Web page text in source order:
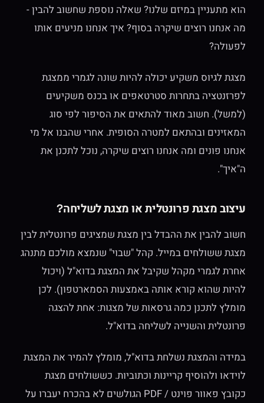
הוא מתעניין במיזם שלנו? שאלה נוספת שחשוב להבין -
מה אנחנו רוצים שיקרה בסוף? איך אנחנו מניעים אותו
לפעולה?
מצגת לגיוס משקיע יכולה להיות שונה לגמרי ממצגת
לפרזנטציה בתחרות סטרטאפים או בכנס משקיעים
(למשל). חשוב מאוד להתאים את הסיפור לפי סוג
המאזינים ובהתאם למטרה הסופית. אחרי שהבנו אל מי
אנחנו פונים ומה אנחנו רוצים שיקרה, נוכל לתכנן את
ה"איך".
עיצוב מצגת פרונטלית או מצגת לשליחה?
חשוב להבין את ההבדל בין מצגת שמציגים פרונטלית לבין
מצגת ששולחים במייל. קהל "שבוי" שנמצא מולכם מתנהג
אחרת לגמרי מקהל שקיבל את המצגת בדוא"ל (ויכול
להיות שהוא קורא אותה באמצעות הסמארטפון). לכן
מומלץ לתכנן כמה גרסאות של מצגות: אחת להצגה
פרונטלית והשנייה לשליחה בדוא"ל.
במידה והמצגת נשלחת בדוא"ל, מומלץ להמיר את המצגת
לוידאו ולהוסיף קריינות וכתוביות. כששולחים מצגת
כקובץ פאוור פוינט / PDF הגולשים לא בהכרח יעברו על